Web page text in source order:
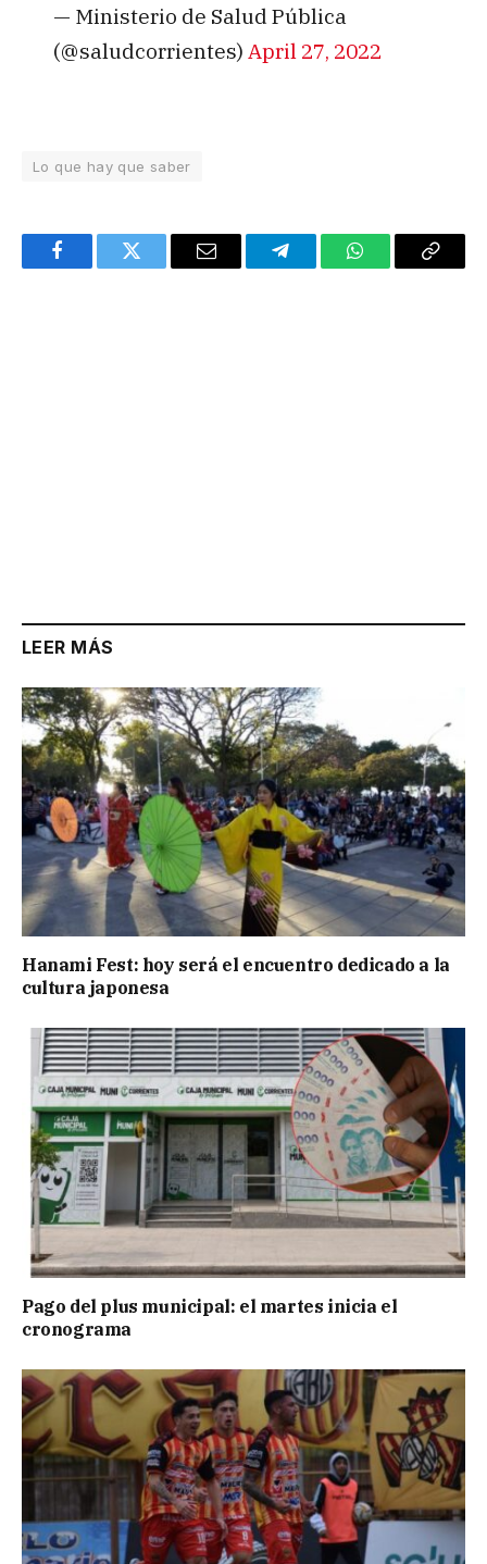
— Ministerio de Salud Pública
(@saludcorrientes) April 27, 2022
Lo que hay que saber
FacebookTwitter Email TelegramWhatsAppCopy
LEER MÁS
Hanami Fest: hoy será el encuentro dedicado a la
cultura japonesa
Pago del plus municipal: el martes inicia el
cronograma